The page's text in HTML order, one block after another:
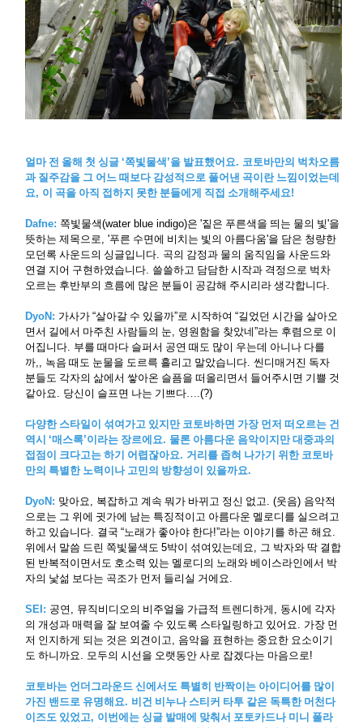
얼마 전 올해 첫 싱글‘쪽빛물색 ’을 발표했어요. 코토바만의 벅차오름
과 질주감을 그 어느 때보다 감성적으로 풀어낸 곡이란 느낌이었는데
요, 이 곡을 아직 접하지 못한 분들에게 직접 소개해주세요!
Dafne: 쪽빛물색(water blue indigo)은'짙은 푸른색을 띄는 물의 빛'을
뜻하는 제목으로, '푸른 수면에 비치는 빛의 아름다움'을 담은 청량한
모던록 사운드의 싱글입니다. 곡의 감정과 물의 움직임을 사운드와
연결 지어 구현하였습니다. 쓸쓸하고 담담한 시작과 격정으로 벅차
오르는 후반부의 흐름에 많은 분들이 공감해 주시리라 생각합니다.
DyoN: 가사가“살아갈 수 있을까”로 시작하여“길었던 시간을 살아오
면서 길에서 마주친 사람들의 눈, 영원함을 찾았네”라는 후렴으로 이
어집니다. 부를 때마다 슬퍼서 공연 때도 많이 우는데 아니나 다를
까,, 녹음 때도 눈물을 도르륵 흘리고 말았습니다. 씬디매거진 독자
분들도 각자의 삶에서 쌓아온 슬픔을 떠올리면서 들어주시면 기쁠 것
같아요. 당신이 슬프면 나는 기쁘다….(?)
다양한 스타일이 섞여가고 있지만 코토바하면 가장 먼저 떠오르는 건
역시‘매스록’이라는 장르에요. 물론 아름다운 음악이지만 대중과의
접점이 크다고는 하기 어렵잖아요. 거리를 좁혀 나가기 위한 코토바
만의 특별한 노력이나 고민의 방향성이 있을까요.
DyoN: 맞아요, 복잡하고 계속 뭐가 바뀌고 정신 없고. (웃음) 음악적
으로는 그 위에 귓가에 남는 특징적이고 아름다운 멜로디를 실으려고
하고 있습니다. 결국“노래가 좋아야 한다!”라는 이야기를 하곤 해요.
위에서 말씀 드린 쪽빛물색도5박이 섞여있는데요, 그 박자와 딱 결합
된 반복적이면서도 호소력 있는 멜로디의 노래와 베이스라인에서 박
자의 낯섦 보다는 곡조가 먼저 들리실 거에요.
SEI: 공연 , 뮤직비디오의 비주얼을 가급적 트렌디하게 , 동시에 각자
의 개성과 매력을 잘 보여줄 수 있도록 스타일링하고 있어요. 가장 먼
저 인지하게 되는 것은 외견이고, 음악을 표현하는 중요한 요소이기
도 하니까요. 모두의 시선을 오랫동안 사로 잡겠다는 마음으로!
코토바는 언더그라운드 신에서도 특별히 반짝이는 아이디어를 많이
가진 밴드로 유명해요. 비건 비누나 스티커 타투 같은 독특한 머천다
이즈도 있었고, 이번에는 싱글 발매에 맞춰서 포토카드나 미니 폴라